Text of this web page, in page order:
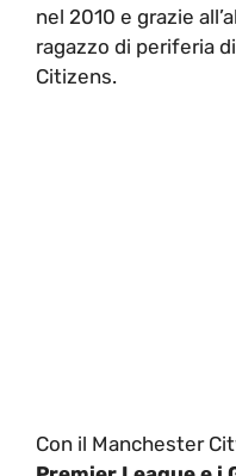
nel 2010 e grazie
ragazzo di periferia
Citizens.
Con il Manchester